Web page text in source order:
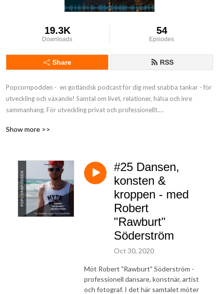
19.3K
Downloads
54
Episodes
Share RSS
Popcornpodden -  en gotländsk podcast för dig med snabba tankar - för
utveckling och växande! Samtal om livet, relationer, hälsa och inre
sammanhang. För utveckling privat och professionellt.
Välkommen!
Show more >>
#25 Dansen,
konsten &
kroppen - med
Robert
"Rawburt"
Söderström
Oct 30, 2020
Möt Robert "Rawburt" Söderström -
professionell dansare, konstnär, artist
och fotograf. I det här samtalet möter